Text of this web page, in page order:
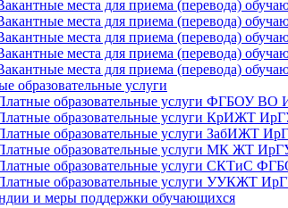
места для приема (перевода)
места для приема (перевода)
места для приема (перевода)
места для приема (перевода)
места для приема (перевода)
образовательные услуги
образовательные услуги ФГБОУ
образовательные услуги КрИЖТ
образовательные услуги ЗабИЖТ
образовательные услуги МК ЖТ
образовательные услуги СКТиС
образовательные услуги УУКЖТ
и меры поддержки обучающихся